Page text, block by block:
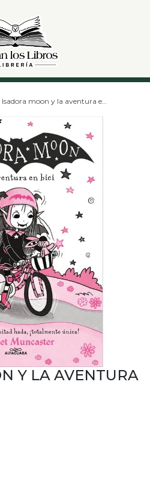
Isadora moon y la aventura en bici
Y LA AVENTURA